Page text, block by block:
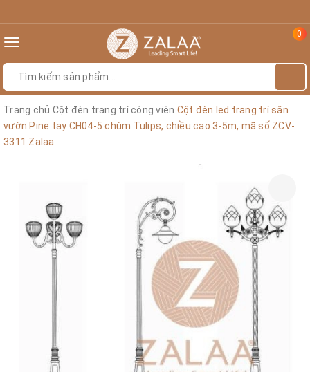
Toggle
0
Trang chủ Cột đèn trang trí công viên Cột đèn led trang trí sân
vườn Pine tay CH04-5 chùm Tulips, chiều cao 3-5m, mã số ZCV-
3311 Zalaa